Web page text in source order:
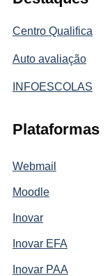
Centro Qualifica
Auto avaliação
INFOESCOLAS
Plataformas
Webmail
Moodle
Inovar
Inovar EFA
Inovar PAA